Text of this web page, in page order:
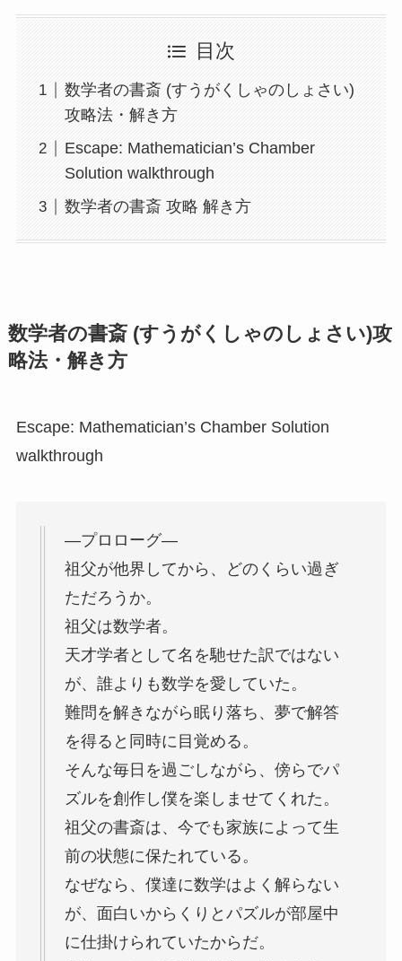
目次
数学者の書斎 (すうがくしゃのしょさい)
攻略法・解き方
Escape: Mathematician’s Chamber
Solution walkthrough
数学者の書斎 攻略 解き方
数学者の書斎 (すうがくしゃのしょさい)攻
略法・解き方
Escape: Mathematician’s Chamber Solution
walkthrough
—プロローグ—
祖父が他界してから、どのくらい過ぎ
ただろうか。
祖父は数学者。
天才学者として名を馳せた訳ではない
が、誰よりも数学を愛していた。
難問を解きながら眠り落ち、夢で解答
を得ると同時に目覚める。
そんな毎日を過ごしながら、傍らでパ
ズルを創作し僕を楽しませてくれた。
祖父の書斎は、今でも家族によって生
前の状態に保たれている。
なぜなら、僕達に数学はよく解らない
が、面白いからくりとパズルが部屋中
に仕掛けられていたからだ。